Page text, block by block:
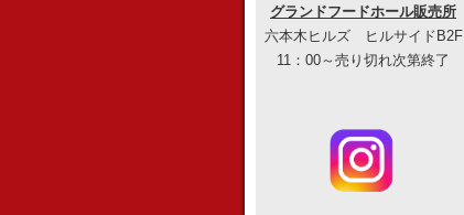
グランドフードホール販売所
六本木ヒルズ ヒルサイドB2F
11：00～売り切れ次第終了